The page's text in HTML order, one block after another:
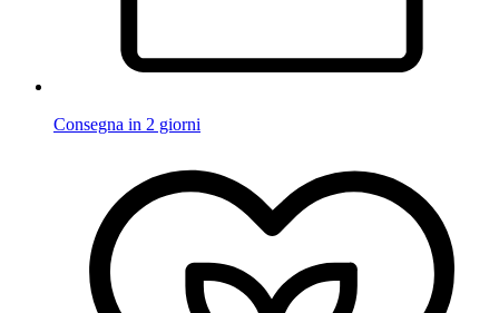
Consegna in 2 giorni